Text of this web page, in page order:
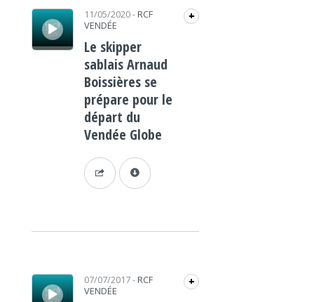
Lecteur audio 11/05/2020- RCF
VENDÉE
+
Le skipper
sablais Arnaud
Boissières se
prépare pour le
départ du
Vendée Globe
Lecteur audio 07/07/2017- RCF
VENDÉE
+